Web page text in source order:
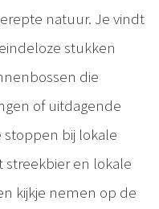
natuur. Je vindt
stukken
die
of uitdagende
bij lokale
streekbier en lokale
kijkje nemen op de